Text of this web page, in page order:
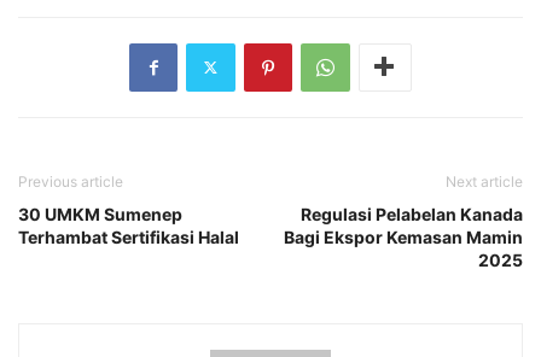
Previous article
30 UMKM Sumenep
Terhambat Sertifikasi Halal
Next article
Regulasi Pelabelan Kanada
Bagi Ekspor Kemasan Mamin
2025